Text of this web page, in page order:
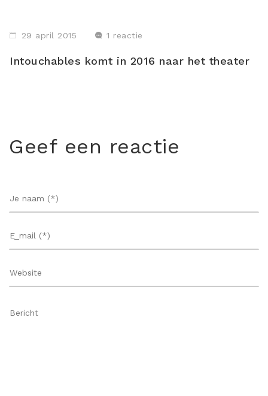
29 april 2015 1 reactie
Intouchables komt in 2016 naar het theater
Geef een reactie